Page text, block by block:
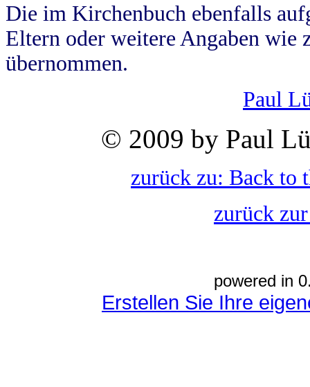
Die im Kirchenbuch ebenfalls
Eltern oder weitere Angaben wie
übernommen.
Paul
© 2009 by Paul
zurück zu: Back to
zurück
powered in
Erstellen Sie Ihre